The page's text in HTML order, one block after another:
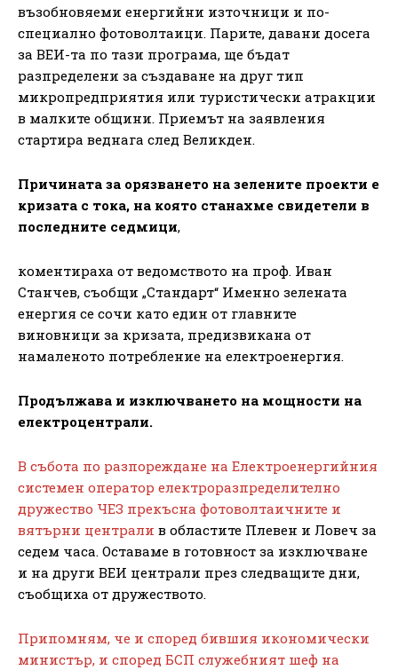
възобновяеми енергийни източници и по-
специално фотоволтаици. Парите, давани досега
за ВЕИ-та по тази програма, ще бъдат
разпределени за създаване на друг тип
микропредприятия или туристически атракции
в малките общини. Приемът на заявления
стартира веднага след Великден.
Причината за орязването на зелените проекти е
кризата с тока, на която станахме свидетели в
последните седмици,
коментираха от ведомството на проф. Иван
Станчев, съобщи „Стандарт“ Именно зелената
енергия се сочи като един от главните
виновници за кризата, предизвикана от
намаленото потребление на електроенергия.
Продължава и изключването на мощности на
електроцентрали.
В събота по разпореждане на Електроенергийния
системен оператор електроразпределително
дружество ЧЕЗ прекъсна фотоволтаичните и
вятърни централи в областите Плевен и Ловеч за
седем часа. Оставаме в готовност за изключване
и на други ВЕИ централи през следващите дни,
съобщиха от дружеството.
Припомням, че и според бившия икономически
министър, и според БСП служебният шеф на